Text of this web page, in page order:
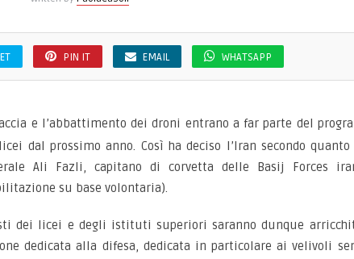
PIN IT EMAIL WHATSAPP
e l’abbattimento dei droni entrano a far parte del
dal prossimo anno. Così ha deciso l’Iran secondo
Ali Fazli, capitano di corvetta delle Basij Forces
su base volontaria).
dei licei e degli istituti superiori saranno dunque
dedicata alla difesa, dedicata in particolare ai velivoli